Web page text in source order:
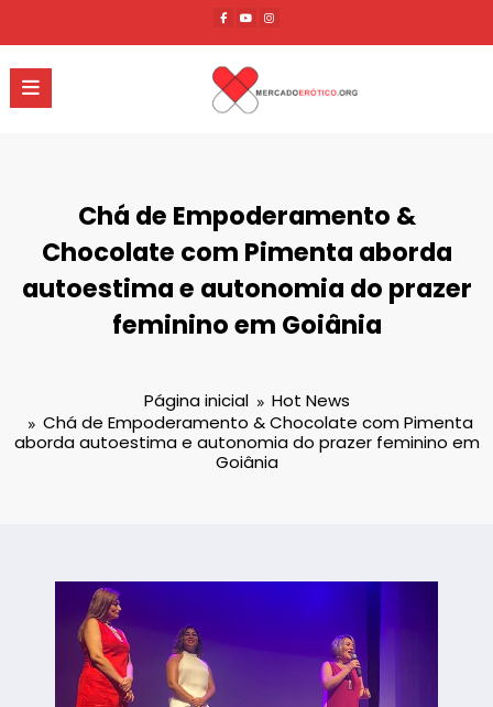
o
conteúdo
Chá de Empoderamento &
Chocolate com Pimenta aborda
autoestima e autonomia do prazer
feminino em Goiânia
Página inicial
Hot News
Chá de Empoderamento & Chocolate com Pimenta
aborda autoestima e autonomia do prazer feminino em
Goiânia